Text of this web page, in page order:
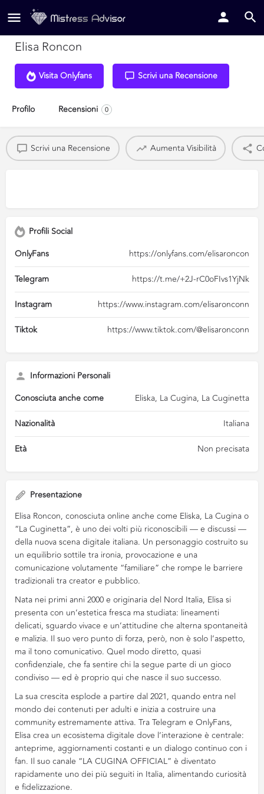
Elisa Roncon
Visita Onlyfans Scrivi una Recensione
Profilo Recensioni 0
Scrivi una Recensione Aumenta Visibilità
Profili Social
OnlyFans
https://onlyfans.com/elisaroncon
Telegram https://t.me/+2J-rC0oFIvs1YjNk
Instagram https://www.instagram.com/elisaronconn
Tiktok https://www.tiktok.com/@elisaronconn
Informazioni Personali
Conosciuta anche come
Eliska, La Cugina, La Cuginetta
Nazionalità Italiana
Età Non precisata
Presentazione
Elisa Roncon, conosciuta online anche come Eliska, La Cugina o
“La Cuginetta”, è uno dei volti più riconoscibili — e discussi —
della nuova scena digitale italiana. Un personaggio costruito su
un equilibrio sottile tra ironia, provocazione e una
comunicazione volutamente “familiare” che rompe le barriere
tradizionali tra creator e pubblico.
Nata nei primi anni 2000 e originaria del Nord Italia, Elisa si
presenta con un’estetica fresca ma studiata: lineamenti
delicati, sguardo vivace e un’attitudine che alterna spontaneità
e malizia. Il suo vero punto di forza, però, non è solo l’aspetto,
ma il tono comunicativo. Quel modo diretto, quasi
confidenziale, che fa sentire chi la segue parte di un gioco
condiviso — ed è proprio qui che nasce il suo successo.
La sua crescita esplode a partire dal 2021, quando entra nel
mondo dei contenuti per adulti e inizia a costruire una
community estremamente attiva. Tra Telegram e OnlyFans,
Elisa crea un ecosistema digitale dove l’interazione è centrale:
anteprime, aggiornamenti costanti e un dialogo continuo con i
fan. Il suo canale “LA CUGINA OFFICIAL” è diventato
rapidamente uno dei più seguiti in Italia, alimentando curiosità
e fidelizzazione.